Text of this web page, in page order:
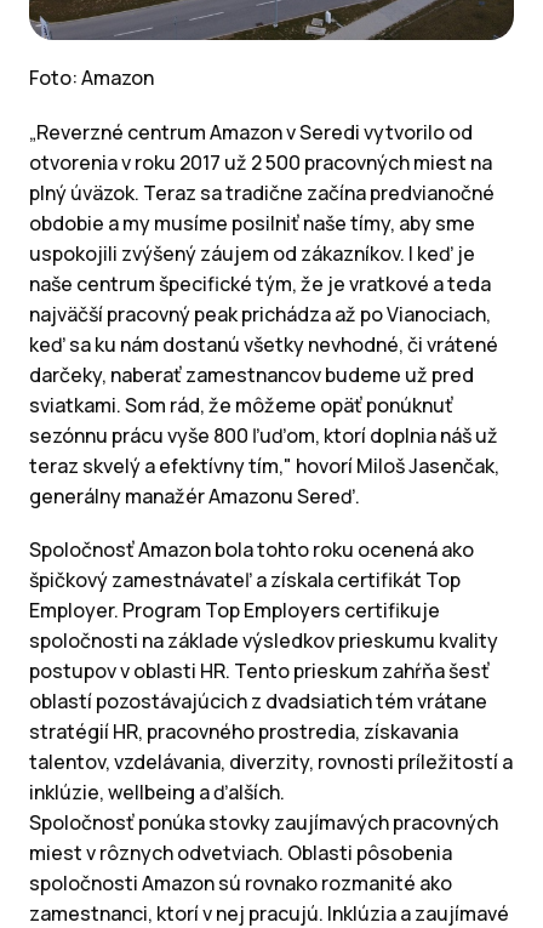
Foto: Amazon
„Reverzné centrum Amazon v Seredi vytvorilo od
otvorenia v roku 2017 už 2 500 pracovných miest na
plný úväzok. Teraz sa tradične začína predvianočné
obdobie a my musíme posilniť naše tímy, aby sme
uspokojili zvýšený záujem od zákazníkov. I keď je
naše centrum špecifické tým, že je vratkové a teda
najväčší pracovný peak prichádza až po Vianociach,
keď sa ku nám dostanú všetky nevhodné, či vrátené
darčeky, naberať zamestnancov budeme už pred
sviatkami. Som rád, že môžeme opäť ponúknuť
sezónnu prácu vyše 800 ľuďom, ktorí doplnia náš už
teraz skvelý a efektívny tím," hovorí Miloš Jasenčak,
generálny manažér Amazonu Sereď.
Spoločnosť Amazon bola tohto roku ocenená ako
špičkový zamestnávateľ a získala certifikát Top
Employer. Program Top Employers certifikuje
spoločnosti na základe výsledkov prieskumu kvality
postupov v oblasti HR. Tento prieskum zahŕňa šesť
oblastí pozostávajúcich z dvadsiatich tém vrátane
stratégií HR, pracovného prostredia, získavania
talentov, vzdelávania, diverzity, rovnosti príležitostí a
inklúzie, wellbeing a ďalších.
Spoločnosť ponúka stovky zaujímavých pracovných
miest v rôznych odvetviach. Oblasti pôsobenia
spoločnosti Amazon sú rovnako rozmanité ako
zamestnanci, ktorí v nej pracujú. Inklúzia a zaujímavé